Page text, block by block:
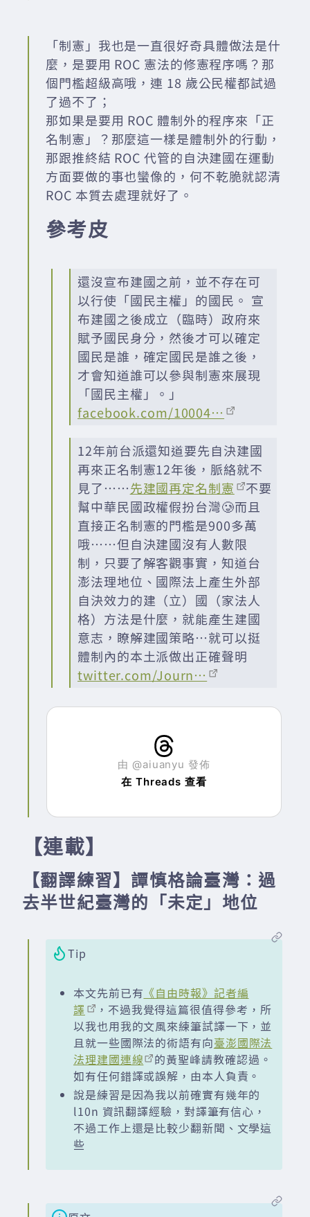
「制憲」我也是一直很好奇具體做法是什
麼，是要用 ROC 憲法的修憲程序嗎？那
個門檻超級高哦，連 18 歲公民權都試過
了過不了；
那如果是要用 ROC 體制外的程序來「正
名制憲」？那麼這一樣是體制外的行動，
那跟推終結 ROC 代管的自決建國在運動
方面要做的事也蠻像的，何不乾脆就認清
ROC 本質去處理就好了。
參考皮
還沒宣布建國之前，並不存在可
以行使「國民主權」的國民。 宣
布建國之後成立（臨時）政府來
賦予國民身分，然後才可以確定
國民是誰，確定國民是誰之後，
才會知道誰可以參與制憲來展現
「國民主權」。」
facebook.com/10004…
12年前台派還知道要先自決建國
再來正名制憲12年後，脈絡就不
見了⋯⋯先建國再定名制憲
不要
幫中華民國政權假扮台灣🥲而且
直接正名制憲的門檻是900多萬
哦⋯⋯但自決建國沒有人數限
制，只要了解客觀事實，知道台
澎法理地位、國際法上產生外部
自決效力的建（立）國（家法人
格）方法是什麼，就能產生建國
意志，瞭解建國策略…就可以挺
體制內的本土派做出正確聲明
twitter.com/Journ…
由 @aiuanyu 發佈
在 Threads 查看
【連載】
【翻譯練習】譚慎格論臺灣：過
去半世紀臺灣的「未定」地位
Tip
本文先前已有 《自由時報》記者編
譯
，不過我覺得這篇很值得參考，所
以我也用我的文風來練筆試譯一下，並
且就一些國際法的術語有向臺澎國際法
法理建國連線
的黃聖峰請教確認過。
如有任何錯譯或誤解，由本人負責。
說是練習是因為我以前確實有幾年的
l10n 資訊翻譯經驗，對譯筆有信心，
不過工作上還是比較少翻新聞、文學這
些